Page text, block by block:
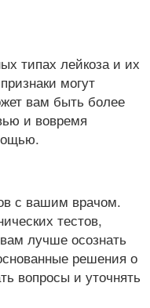
типах лейкоза и их
могут
вам быть более
и вовремя
с вашим врачом.
тестов,
лучше осознать
решения о
вопросы и уточнять